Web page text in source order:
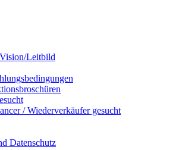
Leitbild
/ Wiederverkäufer gesucht
Datenschutz